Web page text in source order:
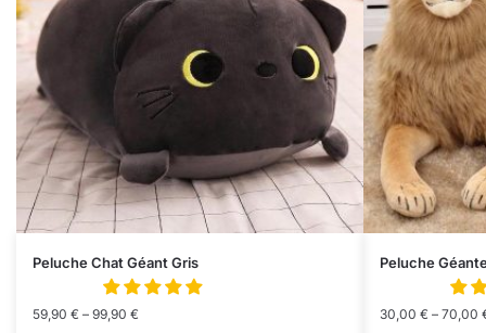
Peluche Chat Géant Gris
59,90 € – 99,90 €
Peluche
30,00 € – 70,00